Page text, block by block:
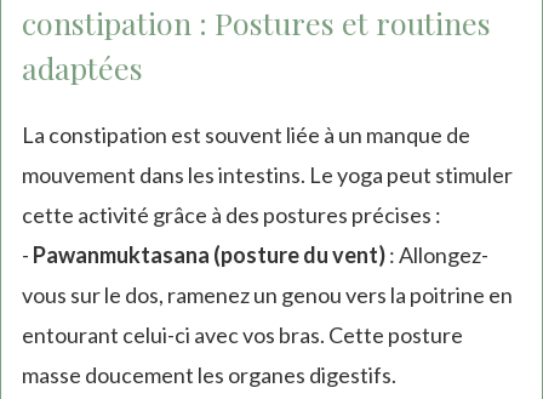
constipation : Postures et routines
adaptées
La constipation est souvent liée à un manque de
mouvement dans les intestins. Le yoga peut stimuler
cette activité grâce à des postures précises :
- Pawanmuktasana (posture du vent): Allongez-
vous sur le dos, ramenez un genou vers la poitrine en
entourant celui-ci avec vos bras. Cette posture
masse doucement les organes digestifs.